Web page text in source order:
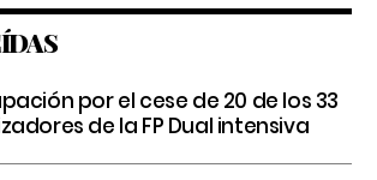
por el cese de 20 de los 33
de la FP Dual intensiva